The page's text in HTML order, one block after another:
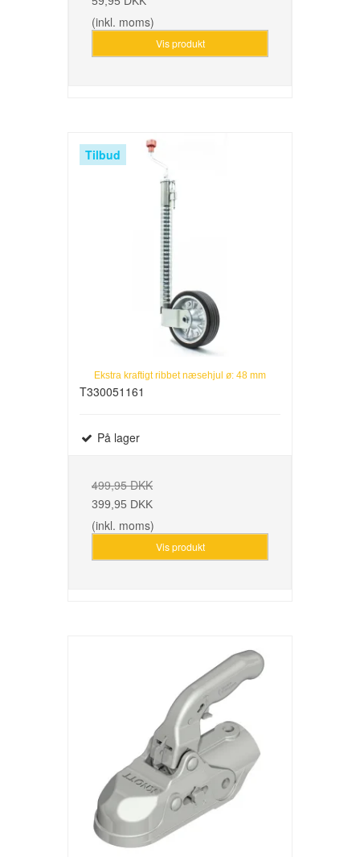
(inkl. moms)
Vis produkt
Tilbud
Ekstra kraftigt ribbet næsehjul ø: 48 mm
T330051161
På lager
499,95 DKK
399,95 DKK
(inkl. moms)
Vis produkt